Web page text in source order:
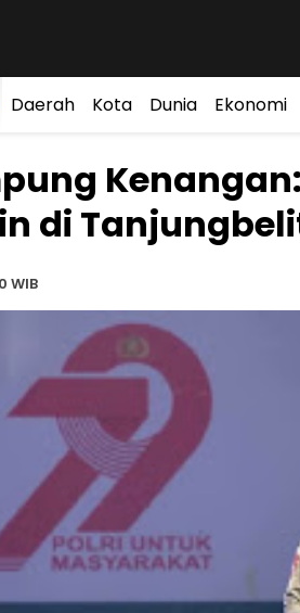
Daerah Kota Dunia Ekonomi
di
WIB